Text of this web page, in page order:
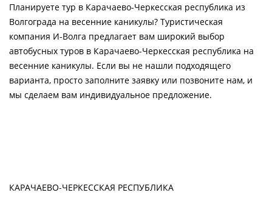
Планируете тур в Карачаево-Черкесская республика из
Волгограда на весенние каникулы? Туристическая
компания И-Волга предлагает вам широкий выбор
автобусных туров в Карачаево-Черкесская республика на
весенние каникулы. Если вы не нашли подходящего
варианта, просто заполните заявку или позвоните нам, и
мы сделаем вам индивидуальное предложение.
КАРАЧАЕВО-ЧЕРКЕССКАЯ РЕСПУБЛИКА